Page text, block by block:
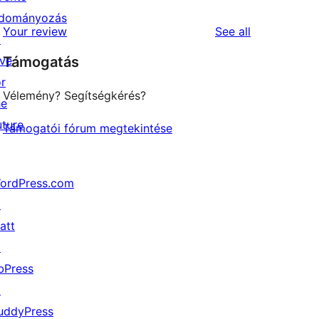
reviews
star
reviews
1-
star
reviews
Your review See all
Támogatás
Vélemény? Segítségkérés?
Támogatói fórum megtekintése